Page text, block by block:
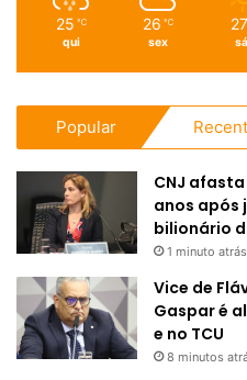
25 ℃
qui
26 ℃
sex
27
Popular
CNJ
anos após
bilionário
1 minuto atrás
Vice de
Gaspar é
e no TCU
8 minutos